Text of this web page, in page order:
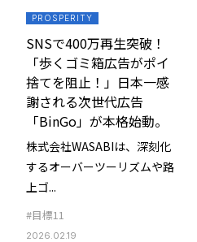
PROSPERITY
SNSで400万再生突破！
「歩くゴミ箱広告がポイ
捨てを阻止！」日本一感
謝される次世代広告
「BinGo」が本格始動。
株式会社WASABIは、深刻化
するオーバーツーリズムや路
上ゴ...
#目標11
2026.02.19